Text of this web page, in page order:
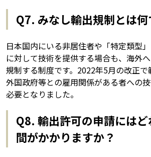
Q7. みなし輸出規制とは何
日本国内にいる非居住者や「特定類型
に対して技術を提供する場合も、海外
規制する制度です。2022年5月の改正で
外国政府等との雇用関係がある者への
必要となりました。
Q8. 輸出許可の申請には
間がかかりますか？